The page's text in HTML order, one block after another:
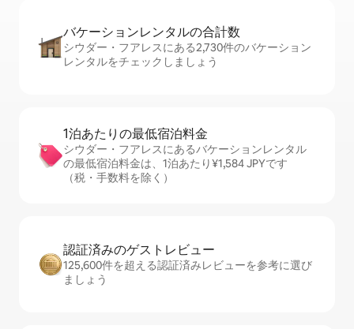
バケーションレ⁠ン⁠タ⁠ル⁠の合⁠計⁠数
シウダー・フアレスにある2,730件のバケーション
レンタルをチェックしましょう
1泊あたりの最⁠低⁠宿⁠泊⁠料⁠金
シウダー・フアレスにあるバケーションレンタル
の最低宿泊料金は、1泊あたり¥1,584 JPYです
（税・手数料を除く）
認証済みのゲ⁠ス⁠ト⁠レ⁠ビ⁠ュ⁠ー
125,600件を超える認証済みレビューを参考に選び
ましょう